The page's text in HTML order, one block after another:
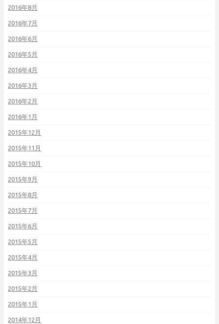
2016年8月
2016年7月
2016年6月
2016年5月
2016年4月
2016年3月
2016年2月
2016年1月
2015年12月
2015年11月
2015年10月
2015年9月
2015年8月
2015年7月
2015年6月
2015年5月
2015年4月
2015年3月
2015年2月
2015年1月
2014年12月